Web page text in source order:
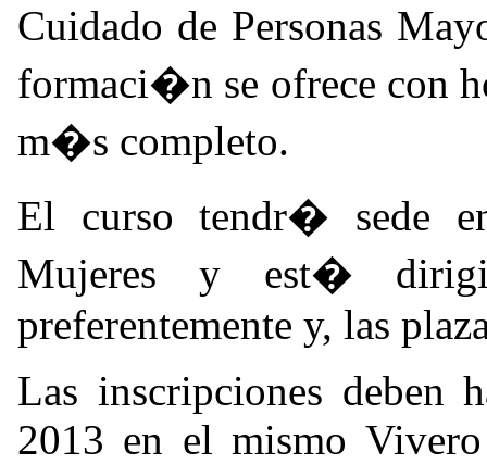
Cuidado de Personas
formaci�n se ofrece con
m�s completo.
El curso tendr� sede
Mujeres y est�
preferentemente y, las
Las inscripciones deben
2013 en el mismo